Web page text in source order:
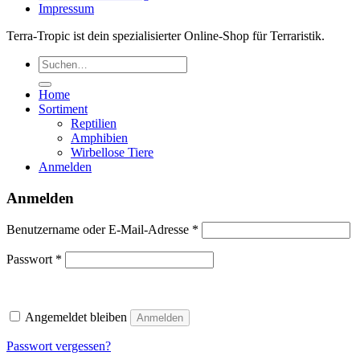
Impressum
Terra-Tropic ist dein spezialisierter Online-Shop für Terraristik.
Suchen
nach:
Home
Sortiment
Reptilien
Amphibien
Wirbellose Tiere
Anmelden
Anmelden
Benutzername oder E-Mail-Adresse *
Passwort *
Angemeldet bleiben Anmelden
Passwort vergessen?